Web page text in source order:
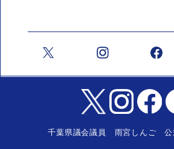
千葉県議会議員 雨宮しんご 公